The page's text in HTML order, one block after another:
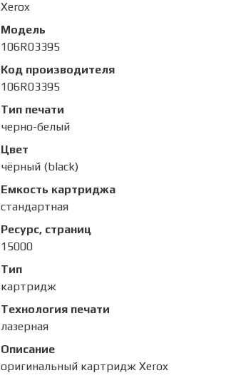
Xerox
Модель
106R03395
Код производителя
106R03395
Тип печати
черно-белый
Цвет
чёрный (black)
Емкость картриджа
стандартная
Ресурс, страниц
15000
Тип
картридж
Технология печати
лазерная
Описание
оригинальный картридж Xerox